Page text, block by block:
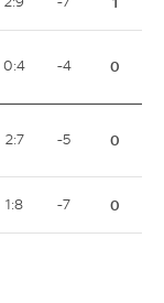
0:4 -4 0
2:7 -5 0
1:8 -7 0